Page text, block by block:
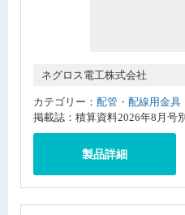
ネグロス電工株式会社
カテゴリー： 配管・配線用金具
掲載誌：積算資料2026年8月号
製品詳細